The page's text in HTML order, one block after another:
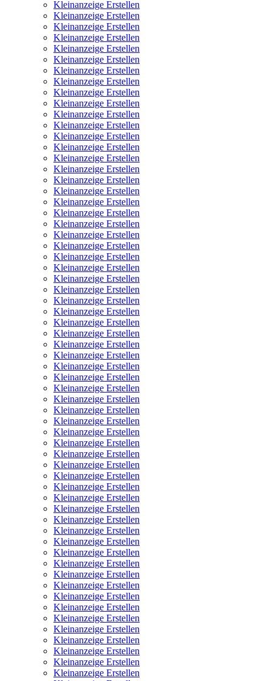
Kleinanzeige Erstellen
Kleinanzeige Erstellen
Kleinanzeige Erstellen
Kleinanzeige Erstellen
Kleinanzeige Erstellen
Kleinanzeige Erstellen
Kleinanzeige Erstellen
Kleinanzeige Erstellen
Kleinanzeige Erstellen
Kleinanzeige Erstellen
Kleinanzeige Erstellen
Kleinanzeige Erstellen
Kleinanzeige Erstellen
Kleinanzeige Erstellen
Kleinanzeige Erstellen
Kleinanzeige Erstellen
Kleinanzeige Erstellen
Kleinanzeige Erstellen
Kleinanzeige Erstellen
Kleinanzeige Erstellen
Kleinanzeige Erstellen
Kleinanzeige Erstellen
Kleinanzeige Erstellen
Kleinanzeige Erstellen
Kleinanzeige Erstellen
Kleinanzeige Erstellen
Kleinanzeige Erstellen
Kleinanzeige Erstellen
Kleinanzeige Erstellen
Kleinanzeige Erstellen
Kleinanzeige Erstellen
Kleinanzeige Erstellen
Kleinanzeige Erstellen
Kleinanzeige Erstellen
Kleinanzeige Erstellen
Kleinanzeige Erstellen
Kleinanzeige Erstellen
Kleinanzeige Erstellen
Kleinanzeige Erstellen
Kleinanzeige Erstellen
Kleinanzeige Erstellen
Kleinanzeige Erstellen
Kleinanzeige Erstellen
Kleinanzeige Erstellen
Kleinanzeige Erstellen
Kleinanzeige Erstellen
Kleinanzeige Erstellen
Kleinanzeige Erstellen
Kleinanzeige Erstellen
Kleinanzeige Erstellen
Kleinanzeige Erstellen
Kleinanzeige Erstellen
Kleinanzeige Erstellen
Kleinanzeige Erstellen
Kleinanzeige Erstellen
Kleinanzeige Erstellen
Kleinanzeige Erstellen
Kleinanzeige Erstellen
Kleinanzeige Erstellen
Kleinanzeige Erstellen
Kleinanzeige Erstellen
Kleinanzeige Erstellen